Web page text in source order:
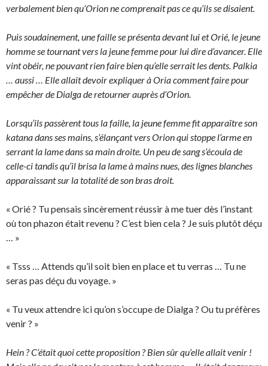
verbalement bien qu’Orion ne comprenait pas ce qu’ils se disaient.
Puis soudainement, une faille se présenta devant lui et Orié, le jeune
homme se tournant vers la jeune femme pour lui dire d’avancer. Elle
vint obéir, ne pouvant rien faire bien qu’elle serrait les dents. Palkia
… aussi … Elle allait devoir expliquer à Oria comment faire pour
empêcher de Dialga de retourner auprès d’Orion.
Lorsqu’ils passèrent tous la faille, la jeune femme fit apparaître son
katana dans ses mains, s’élançant vers Orion qui stoppe l’arme en
serrant la lame dans sa main droite. Un peu de sang s’écoula de
celle-ci tandis qu’il brisa la lame à mains nues, des lignes blanches
apparaissant sur la totalité de son bras droit.
« Orié ? Tu pensais sincèrement réussir à me tuer dès l’instant
où ton phazon était revenu ? C’est bien cela ? Je suis plutôt déçu
… »
« Tsss … Attends qu’il soit bien en place et tu verras … Tu ne
seras pas déçu du voyage. »
« Tu veux attendre ici qu’on s’occupe de Dialga ? Ou tu préfères
venir ? »
Hein ? C’était quoi cette proposition ? Bien sûr qu’elle allait venir !